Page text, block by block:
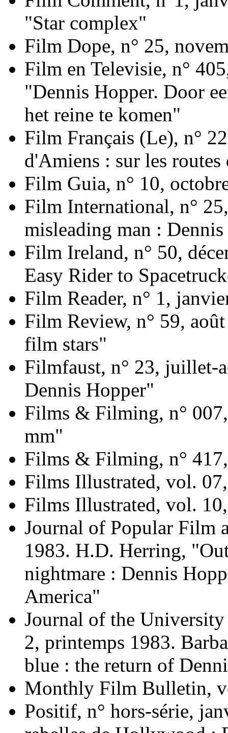
"Star complex"
Film Dope, n° 25,
Film en Televisie, n°
"Dennis Hopper. Door
het reine te komen"
Film Français (Le), n°
d'Amiens : sur les routes
Film Guia, n° 10,
Film International, n°
misleading man :
Film Ireland, n° 50,
Easy Rider to
Film Reader, n° 1,
Film Review, n° 59,
film stars"
Filmfaust, n° 23, juillet-
Dennis Hopper"
Films & Filming, n°
mm"
Films & Filming, n°
Films Illustrated, vol.
Films Illustrated, vol.
Journal of Popular Film
1983. H.D. Herring,
nightmare : Dennis
America"
Journal of the
2, printemps 1983.
blue : the return of
Monthly Film Bulletin,
Positif, n° hors-série,